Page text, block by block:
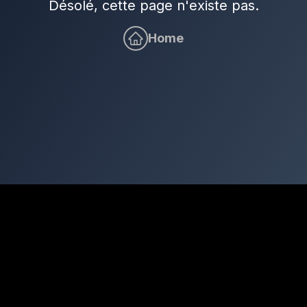
Désolé, cette page n'existe pas.
Home